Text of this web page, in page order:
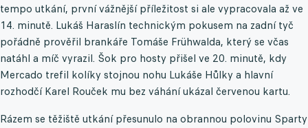
tempo utkání, první vážnější příležitost si ale vypracovala až ve
14. minutě. Lukáš Haraslín technickým pokusem na zadní tyč
pořádně prověřil brankáře Tomáše Frühwalda, který se včas
natáhl a míč vyrazil. Šok pro hosty přišel ve 20. minutě, kdy
Mercado trefil kolíky stojnou nohu Lukáše Hůlky a hlavní
rozhodčí Karel Rouček mu bez váhání ukázal červenou kartu.
Rázem se těžiště utkání přesunulo na obrannou polovinu Sparty